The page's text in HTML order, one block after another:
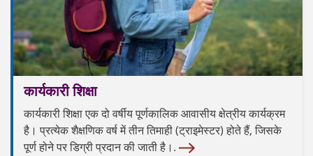
कार्यकारी शिक्षा
कार्यकारी शिक्षा एक दो वर्षीय पूर्णकालिक आवासीय क्षेत्रीय कार्यक्रम
है। प्रत्येक शैक्षणिक वर्ष में तीन तिमाही (ट्राइमेस्टर) होते हैं, जिसके
पूर्ण होने पर डिग्री प्रदान की जाती है।.